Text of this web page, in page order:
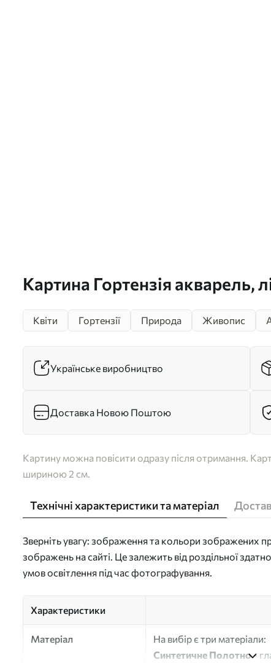
Картина Гортензія акварель,
Квіти Гортензії Природа Живопис
Українське виробництво
Доставка Новою Поштою
Картину можна повісити одразу після отримання.
шириною 2 см.
Технічні характеристики та матеріал
Зверніть увагу: зображення та кольори зображених
зображень на сайті. Це залежить від роздільної
умов освітлення під час фотографування.
Характеристики
Матеріал
На вибір є три матеріали:
Синтетичне Полотно-